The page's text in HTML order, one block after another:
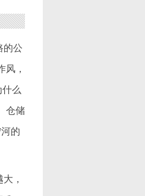
的公
风，
么
仓储
的
，